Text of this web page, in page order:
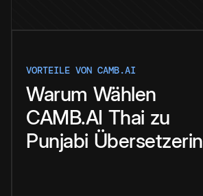
VORTEILE VON CAMB.AI
Warum Wählen
CAMB.AI Thai zu
Punjabi Übersetzerin